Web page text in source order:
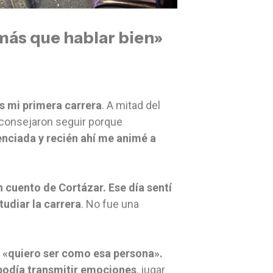
que hablar bien»
mi primera carrera. A mitad del
seguir porque
y recién ahí me animé a
cuento de Cortázar. Ese día sentí
la carrera. No fue una
ser como esa persona».
transmitir emociones, jugar